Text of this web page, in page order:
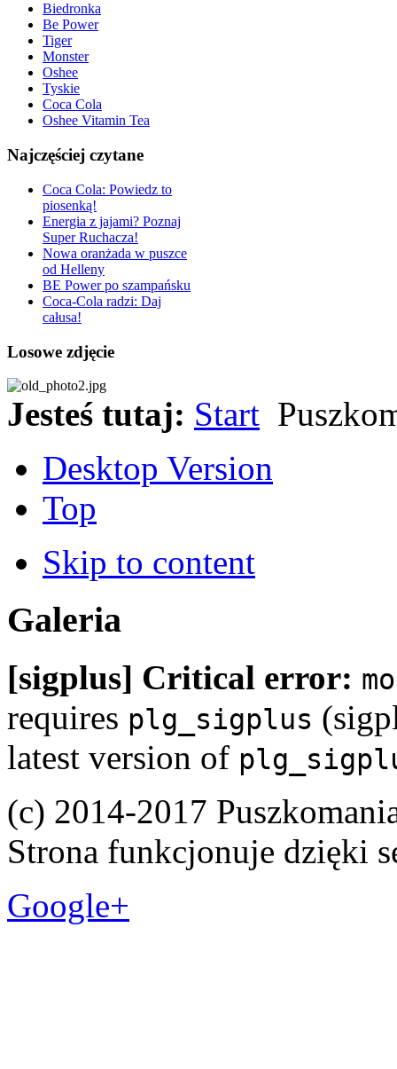
Biedronka
Be Power
Tiger
Monster
Oshee
Tyskie
Coca Cola
Oshee Vitamin Tea
Najczęściej czytane
Coca Cola: Powiedz to
piosenką!
Energia z jajami? Poznaj
Super Ruchacza!
Nowa oranżada w puszce
od Helleny
BE Power po szampańsku
Coca-Cola radzi: Daj
całusa!
Losowe zdjęcie
Jesteś tutaj: Start
Desktop Version
Top
Skip to content
Galeria
[sigplus] Critical error:
requires plg_sigplus
latest version of
(c) 2014-2017
Strona funkcjonuje dzięki
Google+